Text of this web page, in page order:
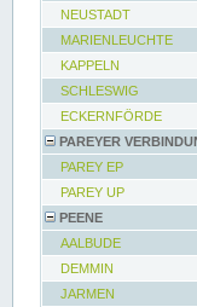
NEUSTADT
MARIENLEUCHTE
KAPPELN
SCHLESWIG
ECKERNFÖRDE
PAREYER
PAREY EP
PAREY UP
PEENE
AALBUDE
DEMMIN
JARMEN